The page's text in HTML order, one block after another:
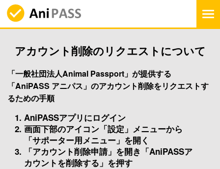
A
i
ニ
アカウント削除のリクエストについて
「一般社団法人Animal Passport」が提供する
「AniPASS アニパス」のアカウント削除をリクエストす
るための手順
AniPASSアプリにログイン
画面下部のアイコン「設定」メニューから
「サポーター用メニュー」を開く
「アカウント削除申請」を開き「AniPASSア
カウントを削除する」を押す